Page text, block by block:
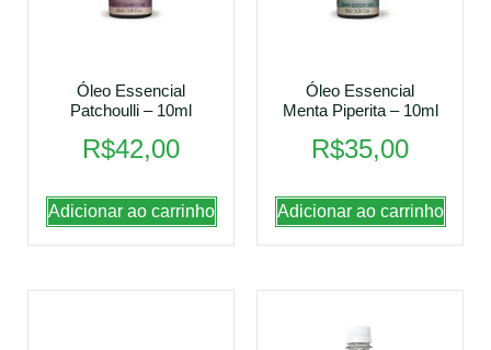
Óleo Essencial
Patchoulli – 10ml
R$42,00
Adicionar ao carrinho
Óleo Essencial
Menta Piperita – 10ml
R$35,00
Adicionar ao carrinho